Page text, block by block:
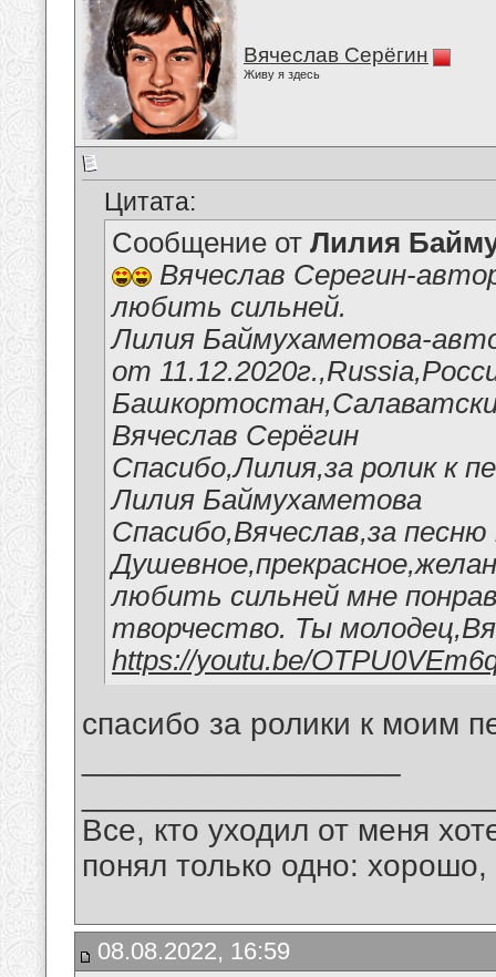
Вячеслав Серёгин
Живу я здесь
Цитата:
Сообщение от Лилия
Вячеслав Серегин-
любить сильней.
Лилия Баймухаметова-
от
Вячеслав Серёгин
Спасибо,Лилия,за ролик к
Лилия Баймухаметова
Спасибо,Вячеслав,за песню
любить сильней мне
творчество. Ты
https://youtu.be/
спасибо за ролики к моим
Все, кто уходил от меня
понял только одно:
08.08.2022, 16:59